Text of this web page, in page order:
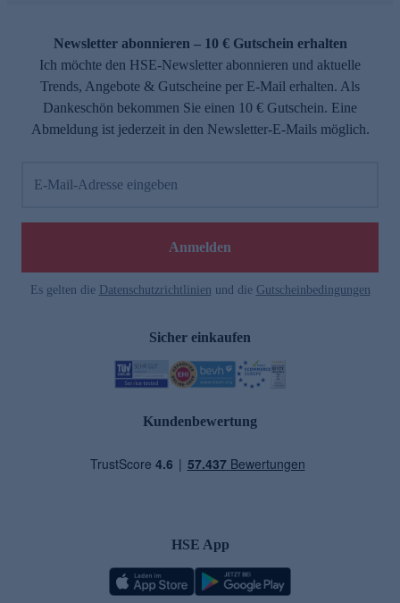
Newsletter abonnieren – 10 € Gutschein erhalten
Ich möchte den HSE-Newsletter abonnieren und aktuelle
Trends, Angebote & Gutscheine per E-Mail erhalten. Als
Dankeschön bekommen Sie einen 10 € Gutschein. Eine
Abmeldung ist jederzeit in den Newsletter-E-Mails möglich.
E-Mail-Adresse eingeben
Anmelden
Es gelten die Datenschutzrichtlinien und die Gutscheinbedingungen
Sicher einkaufen
Kundenbewertung
HSE App